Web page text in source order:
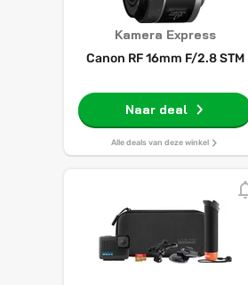
Kamera Express
Canon RF 16mm F/2.8 STM
Naar deal
Alle deals van deze winkel